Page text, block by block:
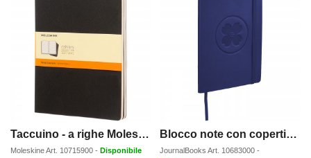
Taccuino - a righe Moleskine Cahier XL
MoleskineArt. 10715900 - Disponibile
Blocco note con copertina morbida formato A5 Classic
JournalBooks Art. 10683000 -